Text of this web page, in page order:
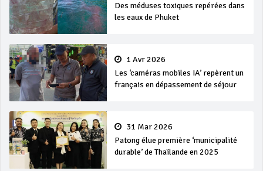
Des méduses toxiques repérées dans
les eaux de Phuket
1 Avr 2026
Les ‘caméras mobiles IA’ repèrent un
français en dépassement de séjour
31 Mar 2026
Patong élue première ‘municipalité
durable’ de Thaïlande en 2025